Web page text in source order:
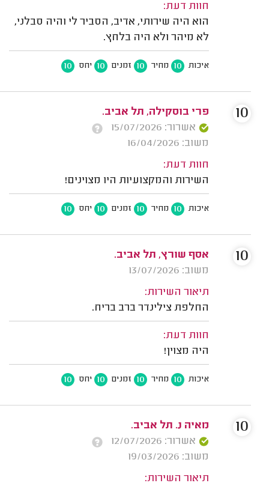
חוות דעת:
הוא היה שירותי, אדיב, הסביר לי והיה סבלני,
לא מיהר ולא היה בלחץ.
איכות 10 מחיר 10 זמנים 10 יחס 10
פרי בוסקילה, תל אביב.
אשרור: 15/07/2026
משוב: 16/04/2026
חוות דעת:
השירות והמקצועיות היו מצוינים!
איכות 10 מחיר 10 זמנים 10 יחס 10
10
אסף שורץ, תל אביב.
משוב: 13/07/2026
תיאור השירות:
החלפת צילינדר ברב בריח.
חוות דעת:
היה מצוין!
איכות 10 מחיר 10 זמנים 10 יחס 10
10
מאיה נ. תל אביב.
אשרור: 12/07/2026
משוב: 19/03/2026
תיאור השירות:
10